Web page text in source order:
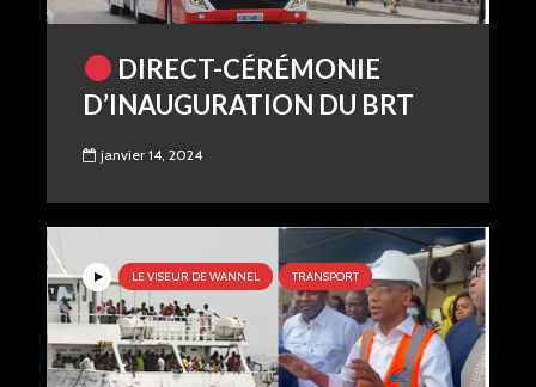
DIRECT-CÉRÉMONIE
D’INAUGURATION DU BRT
janvier 14, 2024
LE VISEUR DE WANNEL TRANSPORT